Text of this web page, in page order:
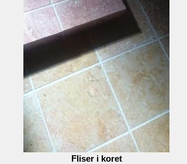
Fliser i koret